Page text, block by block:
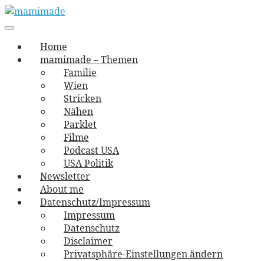
Skip
to
mamimade
vernäht und zugetextet
navigation
Menu
Home
mamimade – Themen
Familie
Wien
Stricken
Nähen
Parklet
Filme
Podcast USA
USA Politik
Newsletter
About me
Datenschutz/Impressum
Impressum
Datenschutz
Disclaimer
Privatsphäre-Einstellungen ändern